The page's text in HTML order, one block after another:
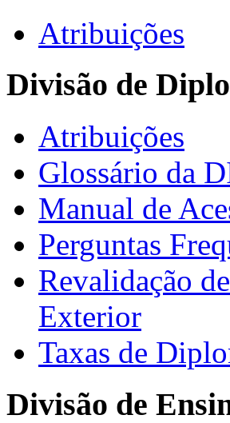
Atribuições
Divisão de
Atribuições
Glossário da
Manual de
Perguntas
Revalidação
Exterior
Taxas de
Divisão de